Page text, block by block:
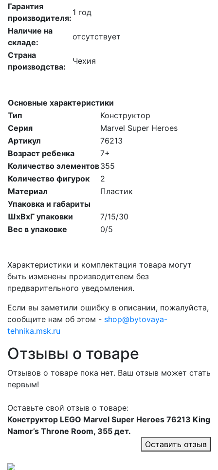
Основные характеристики
Тип
Конструктор
Серия
Marvel Super Heroes
Артикул
76213
Возраст ребенка
7+
Количество элементов355
Количество фигурок
2
Материал
Пластик
Упаковка и габариты
ШхВхГ упаковки
7/15/30
Вес в упаковке
0/5
Гарантия
производителя:
1 год
Наличие на
складе:
отсутствует
Страна
производства:
Чехия
Характеристики и комплектация товара могут
быть изменены производителем без
предварительного уведомления.
Если вы заметили ошибку в описании, пожалуйста,
сообщите нам об этом - shop@bytovaya-
tehnika.msk.ru
Отзывы о товаре
Отзывов о товаре пока нет. Ваш отзыв может стать
первым!
Оставьте свой отзыв о товаре:
Конструктор LEGO Marvel Super Heroes 76213 King
Namor’s Throne Room, 355 дет.
Оставить отзыв